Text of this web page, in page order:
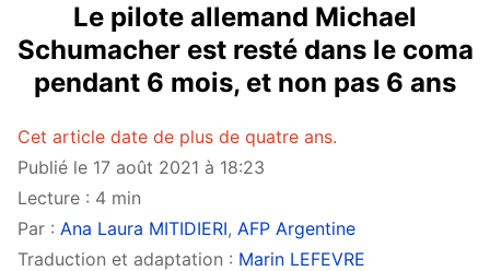
Le pilote allemand Michael
Schumacher est resté dans le coma
pendant 6 mois, et non pas 6 ans
Cet article date de plus de quatre ans.
Publié le 17 août 2021 à 18:23
Lecture : 4 min
Par : Ana Laura MITIDIERI, AFP Argentine
Traduction et adaptation : Marin LEFEVRE